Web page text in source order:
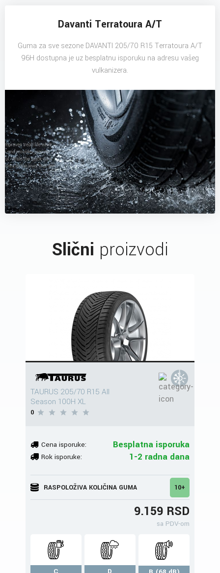
Davanti Terratoura A/T
Guma za sve sezone DAVANTI 205/70 R15 Terratoura A/T
96H dostupna je uz besplatnu isporuku na adresu vašeg
vulkanizera.
Slični proizvodi
TAURUS 205/70 R15 All
Season 100H XL
0
Cena isporuke: Besplatna isporuka
Rok isporuke: 1-2 radna dana
RASPOLOŽIVA KOLIČINA GUMA 10+
9.159 RSD
sa PDV-om